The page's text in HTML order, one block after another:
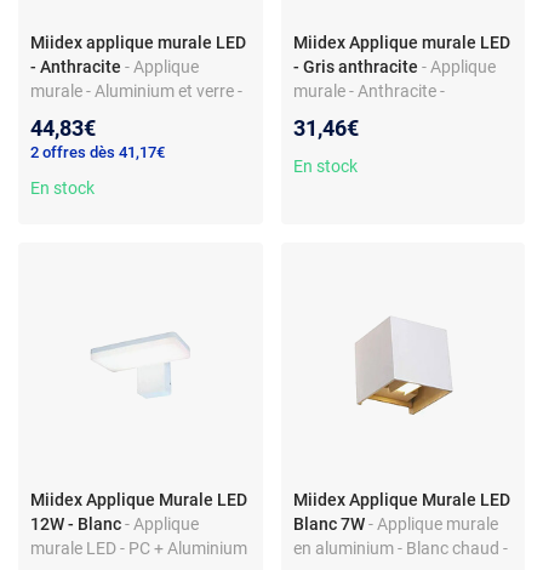
Miidex applique murale LED
- Anthracite - Applique
murale - Aluminium et verre -
Classe I
44,83€
2 offres dès 41,17€
En stock
Miidex Applique murale LED
- Gris anthracite - Applique
murale - Anthracite -
Non incluses - IP44
31,46€
En stock
Miidex Applique Murale LED
12W - Blanc- Applique
murale LED - PC + Aluminium
Miidex Applique Murale LED
Blanc 7W - Applique murale
en aluminium - Blanc chaud -